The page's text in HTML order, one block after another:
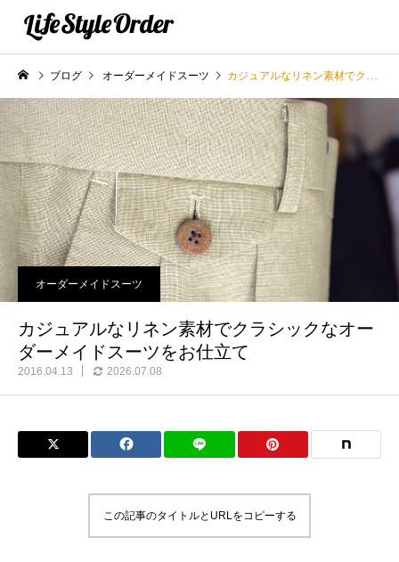
ブログ オーダーメイドスーツ カジュアルなリネン素材でクラシックなオーダーメイドスーツをお仕立て
オーダーメイドスーツ
カジュアルなリネン素材でクラシックなオー
ダーメイドスーツをお仕立て
2016.04.13 2026.07.08
この記事のタイトルとURLをコピーする